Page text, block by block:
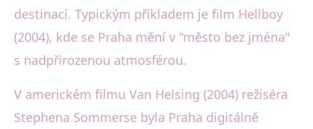
destinací. Typickým příkladem je film Hellboy
(2004), kde se Praha mění v "město bez jména"
s nadpřirozenou atmosférou.
V americkém filmu Van Helsing (2004) režiséra
Stephena Sommerse byla Praha digitálně